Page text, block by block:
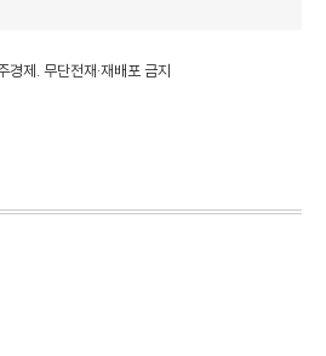
제. 무단전재·재배포 금지